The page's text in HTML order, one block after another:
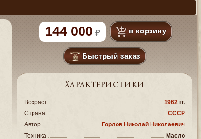
144 000 в корзину
Быстрый заказ
Характеристики
Возраст 1962 гг.
Страна
СССР
Автор
Горлов Николай Николаевич
Техника
Масло